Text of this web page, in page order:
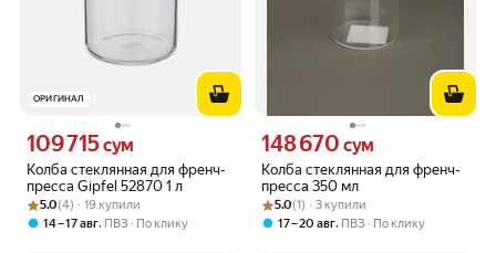
ОРИГИНАЛ
Колба стеклянная для френч-
пресса Gipfel 52870 1 л
Цена 109715 сум вместо
109 715сум
Рейтинг товара: 5.0 из 5
Оценок: (4) · 19 купили
5.0(4) · 19 купили
14 – 17 авг, ПВЗ По клику
Колба стеклянная для френч-
пресса 350 мл
Цена 148670 сум вместо
148 670 сум
Рейтинг товара: 5.0 из 5
Оценок: (1) · 3 купили
5.0(1) · 3 купили
17 – 20 авг, ПВЗ По клику